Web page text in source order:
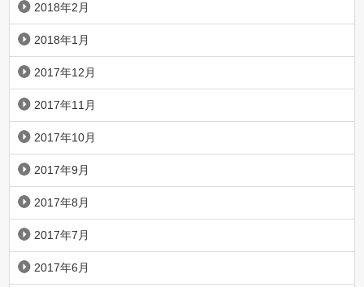
2018年2月
2018年1月
2017年12月
2017年11月
2017年10月
2017年9月
2017年8月
2017年7月
2017年6月